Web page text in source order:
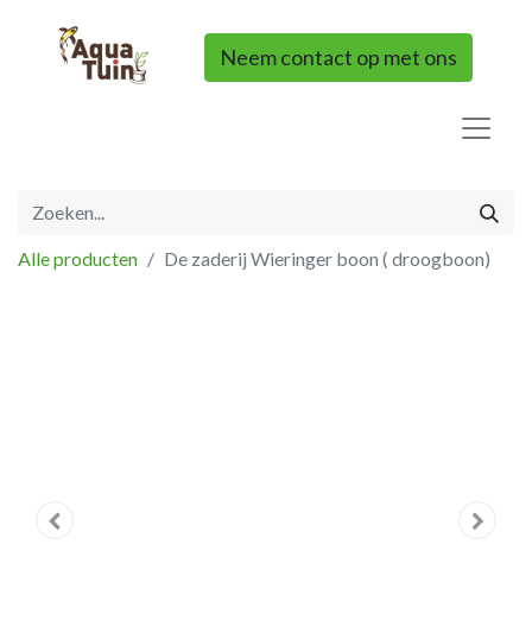
Neem contact op met ons
Alle producten De zaderij Wieringer boon ( droogboon)